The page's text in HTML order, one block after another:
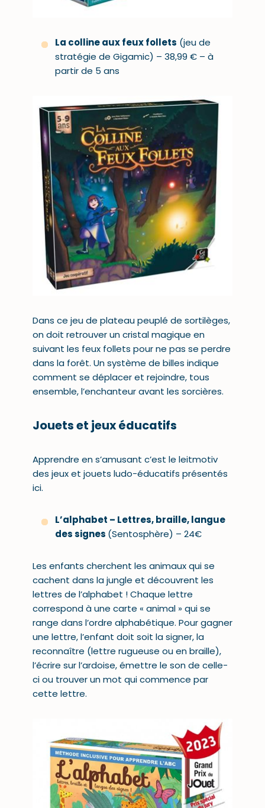
La colline aux feux follets (jeu de
stratégie de Gigamic) – 38,99 € – à
partir de 5 ans
Dans ce jeu de plateau peuplé de sortilèges,
on doit retrouver un cristal magique en
suivant les feux follets pour ne pas se perdre
dans la forêt. Un système de billes indique
comment se déplacer et rejoindre, tous
ensemble, l’enchanteur avant les sorcières.
Jouets et jeux éducatifs
Apprendre en s’amusant c’est le leitmotiv
des jeux et jouets ludo-éducatifs présentés
ici.
L’alphabet – Lettres, braille, langue
des signes (Sentosphère) – 24€
Les enfants cherchent les animaux qui se
cachent dans la jungle et découvrent les
lettres de l’alphabet ! Chaque lettre
correspond à une carte « animal » qui se
range dans l’ordre alphabétique. Pour gagner
une lettre, l’enfant doit soit la signer, la
reconnaître (lettre rugueuse ou en braille),
l’écrire sur l’ardoise, émettre le son de celle-
ci ou trouver un mot qui commence par
cette lettre.